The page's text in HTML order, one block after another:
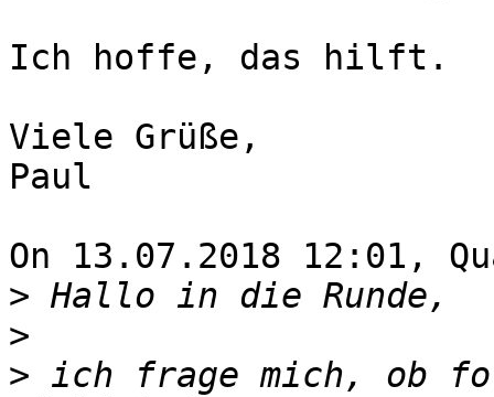
Ich hoffe, das hilft.
Viele Grüße,
Paul
On 13.07.2018 12:01,
>
>
> ich frage mich, ob